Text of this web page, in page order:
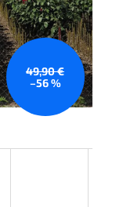
49,90 €
–56 %